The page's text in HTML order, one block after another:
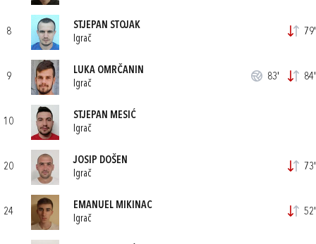
8
STJEPAN STOJAK
Igrač
79'
9
LUKA OMRČANIN
Igrač
83' 84'
10
STJEPAN MESIĆ
Igrač
20
JOSIP DOŠEN
Igrač
73'
24
EMANUEL MIKINAC
Igrač
52'